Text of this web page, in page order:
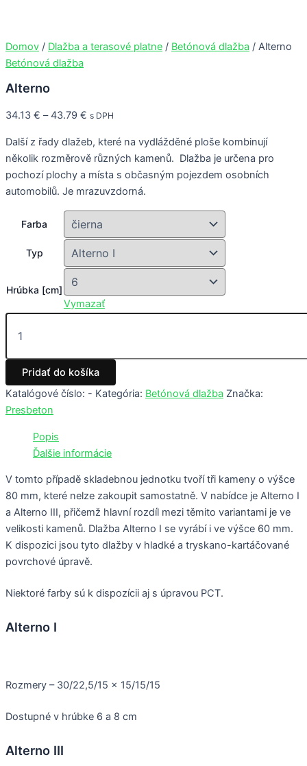
obsah
Domov / Dlažba a terasové platne / Betónová dlažba / Alterno
Betónová dlažba
Alterno
34.13 € –43.79 € s DPH
Další z řady dlažeb, které na vydlážděné ploše kombinují
několik rozměrově různých kamenů. Dlažba je určena pro
pochozí plochy a místa s občasným pojezdem osobních
automobilů. Je mrazuvzdorná.
Farba
Typ
Hrúbka [cm]
Vymazať
Pridať do košíka
Katalógové číslo: - Kategória: Betónová dlažba Značka:
Presbeton
Popis
Ďalšie informácie
V tomto případě skladebnou jednotku tvoří tři kameny o výšce
80 mm, které nelze zakoupit samostatně. V nabídce je Alterno I
a Alterno III, přičemž hlavní rozdíl mezi těmito variantami je ve
velikosti kamenů. Dlažba Alterno I se vyrábí i ve výšce 60 mm.
K dispozici jsou tyto dlažby v hladké a tryskano-kartáčované
povrchové úpravě.
Niektoré farby sú k dispozícii aj s úpravou PCT.
Alterno I
Rozmery – 30/22,5/15 x 15/15/15
Dostupné v hrúbke 6 a 8 cm
Alterno III
has
be
chosen
on
page
has
be
chosen
on
has
be
chosen
on
page
has
be
chosen
on